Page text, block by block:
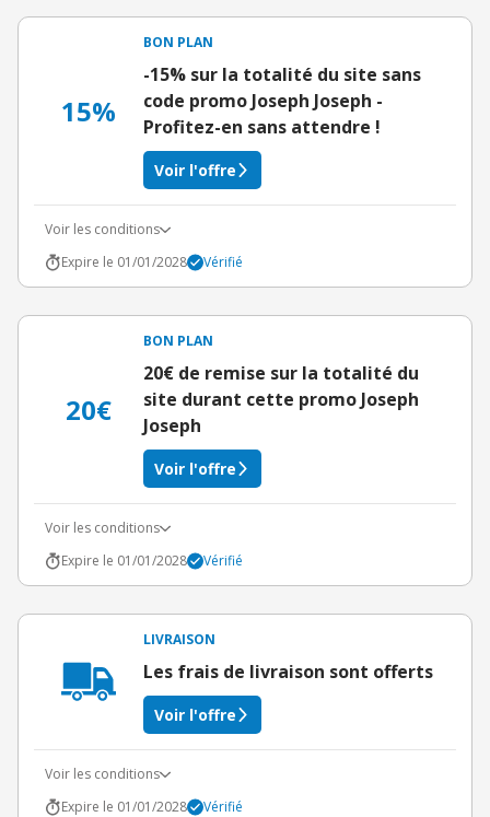
15%
BON PLAN
-15% sur la totalité du site sans
code promo Joseph Joseph -
Profitez-en sans attendre !
Voir l'offre
Voir les conditions
Expire le 01/01/2028
Vérifié
20€
BON PLAN
20€ de remise sur la totalité du
site durant cette promo Joseph
Joseph
Voir l'offre
Voir les conditions
Expire le 01/01/2028
Vérifié
LIVRAISON
Les frais de livraison sont offerts
Voir l'offre
Voir les conditions
Expire le 01/01/2028
Vérifié